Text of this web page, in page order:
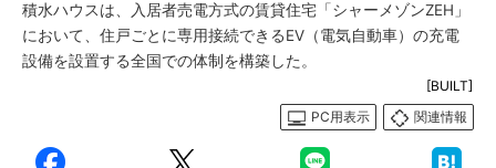
積水ハウスは、入居者売電方式の賃貸住宅「シャーメゾンZEH」
において、住戸ごとに専用接続できるEV（電気自動車）の充電
設備を設置する全国での体制を構築した。
[BUILT]
PC用表示
関連情報